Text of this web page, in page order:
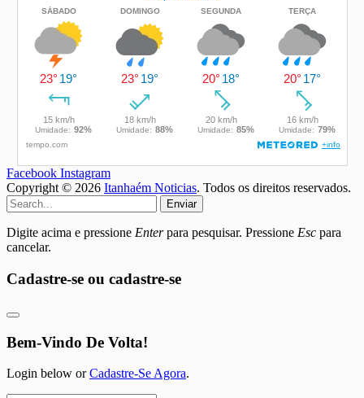
Facebook Instagram
Copyright © 2026 Itanhaém Noticias. Todos os direitos reservados.
Enviar
Digite acima e pressione Enterpara pesquisar. Pressione Esc para
cancelar.
Cadastre-se ou cadastre-se
Bem-Vindo De Volta!
Login below orCadastre-Se Agora.